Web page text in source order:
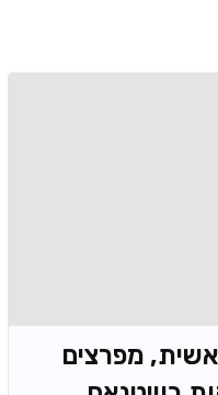
מפרצים